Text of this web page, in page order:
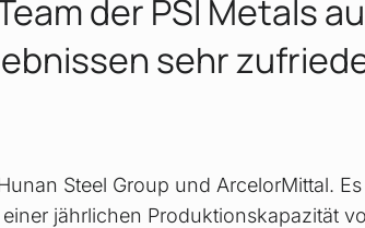
der PSI Metals
sehr
Steel Group und ArcelorMittal.
jährlichen Produktionskapazität